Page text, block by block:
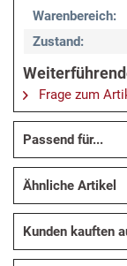
Warenbereich:
Zustand:
Frage zum
Passend für...
Ähnliche Artikel
Kunden kauften